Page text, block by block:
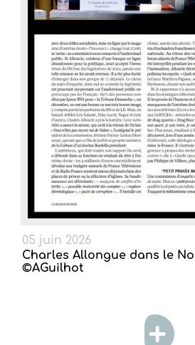
05 juin 2026
Charles Allongue dans le
©AGuilhot